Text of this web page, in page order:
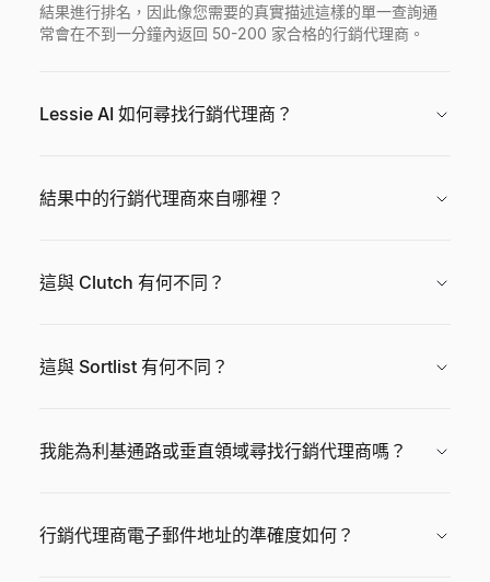
結果進行排名，因此像您需要的真實描述這樣的單一查詢通
常會在不到一分鐘內返回 50-200 家合格的行銷代理商。
Lessie AI 如何尋找行銷代理商？
結果中的行銷代理商來自哪裡？
這與 Clutch 有何不同？
這與 Sortlist 有何不同？
我能為利基通路或垂直領域尋找行銷代理商嗎？
行銷代理商電子郵件地址的準確度如何？